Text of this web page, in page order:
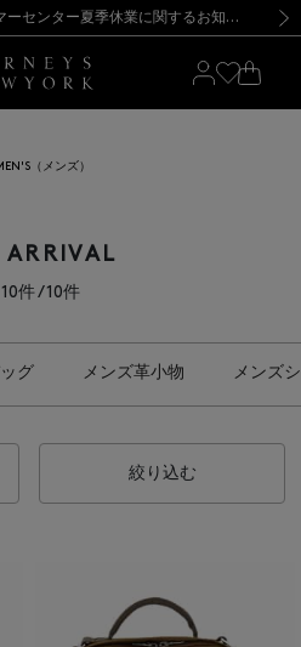
新規登録のお客様も対象！＜MY BARNEYS＞会員のお客様は11,000円（税込）以上のお買上げで常時送料無料！お買い物の際は会員登録を！
時停止のお知らせ】(2026.8.7) 【オンラインストア カスタマーセンター夏季休業に関するお知らせ】（2026.8.7）
【夏季休業に伴う返品・交換承り一時停止のお知らせ】（2026.8.5）
響によるお荷物のお届けについて
SALEのご案内・ご注意事項 新規登録のお客様も対象！＜MY BARNEYS＞会員のお客様は11,000円（税込）以上のお買上げで常時送料無料！お買い物の際は会員登録を！
時停止のお知らせ】(2026.8.7)
（メンズ）
ARRIVAL
件 / 10件
グ メンズ革小物 メンズ
絞り込む